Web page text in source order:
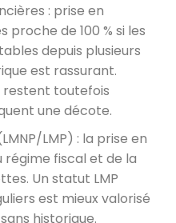
: prise en
de 100 % si les
depuis plusieurs
est rassurant.
restent toutefois
une décote.
LMP) : la prise en
fiscal et de la
Un statut LMP
est mieux valorisé
historique.